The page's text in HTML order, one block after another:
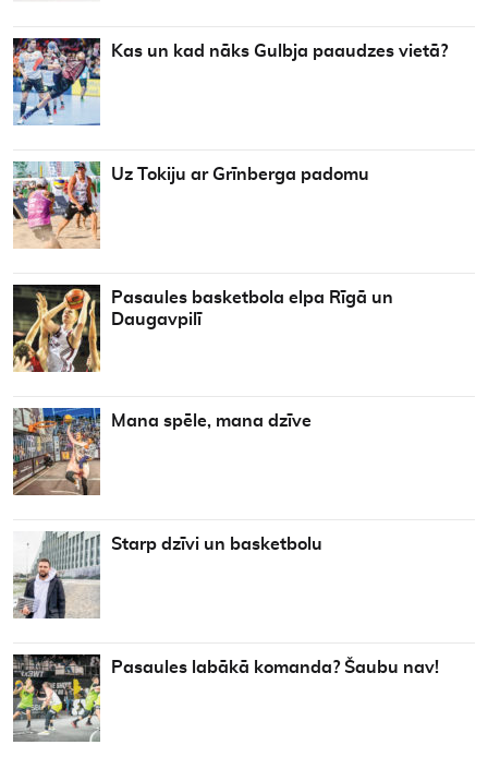
Kas un kad nāks Gulbja paaudzes vietā?
Uz Tokiju ar Grīnberga padomu
Pasaules basketbola elpa Rīgā un
Daugavpilī
Mana spēle, mana dzīve
Starp dzīvi un basketbolu
Pasaules labākā komanda? Šaubu nav!